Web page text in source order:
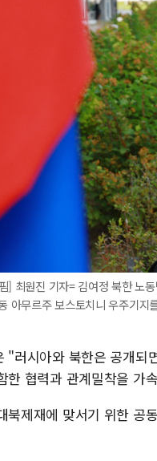
] 최원진 기자= 김여정 북한 노
아무르주 보스토치니 우주
"러시아와 북한은 공개
한 협력과 관계밀착을 가
북제재에 맞서기 위한 공